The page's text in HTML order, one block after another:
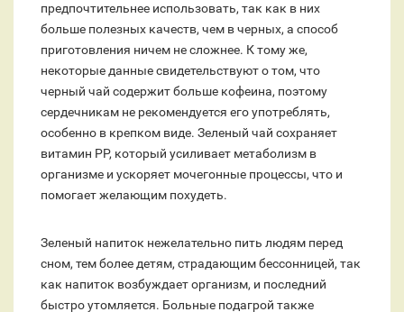
предпочтительнее использовать, так как в них
больше полезных качеств, чем в черных, а способ
приготовления ничем не сложнее. К тому же,
некоторые данные свидетельствуют о том, что
черный чай содержит больше кофеина, поэтому
сердечникам не рекомендуется его употреблять,
особенно в крепком виде. Зеленый чай сохраняет
витамин PP, который усиливает метаболизм в
организме и ускоряет мочегонные процессы, что и
помогает желающим похудеть.
Зеленый напиток нежелательно пить людям перед
сном, тем более детям, страдающим бессонницей, так
как напиток возбуждает организм, и последний
быстро утомляется. Больные подагрой также